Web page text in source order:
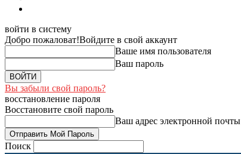
войти в систему
Добро пожаловат!Войдите в свой аккаунт
Ваше имя пользователя
Ваш пароль
Вы забыли свой пароль?
восстановление пароля
Восстановите свой пароль
Ваш адрес электронной почты
Поиск